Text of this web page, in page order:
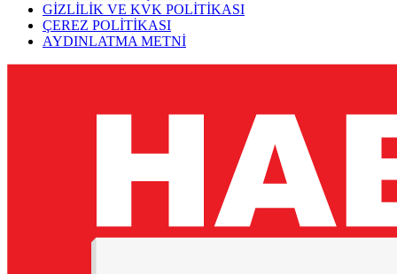
GİZLİLİK VE KVK POLİTİKASI
ÇEREZ POLİTİKASI
AYDINLATMA METNİ